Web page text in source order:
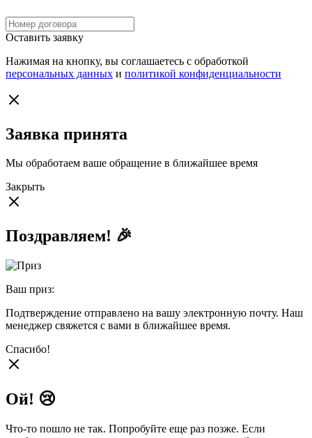
Оставить заявку
Нажимая на кнопку, вы соглашаетесь с обработкой
персональных данных и политикой конфиденциальности
Заявка принята
Мы обработаем ваше обращение в ближайшее время
Закрыть
Поздравляем! 🎉
Ваш приз:
Подтверждение отправлено на вашу электронную почту. Наш
менеджер свяжется с вами в ближайшее время.
Спасибо!
Ой! 😢
Что-то пошло не так. Попробуйте еще раз позже. Если